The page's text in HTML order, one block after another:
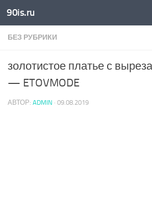
Skip to content
90is.ru
БЕЗ РУБРИКИ
золотистое платье с
— ETOVMODE
АВТОР: ADMIN · 09.08.2019